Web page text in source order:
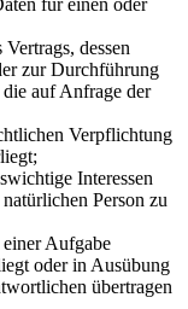
für einen oder
dessen
zur Durchführung
auf Anfrage der
Verpflichtung
Interessen
Person zu
Aufgabe
oder in Ausübung
übertragen